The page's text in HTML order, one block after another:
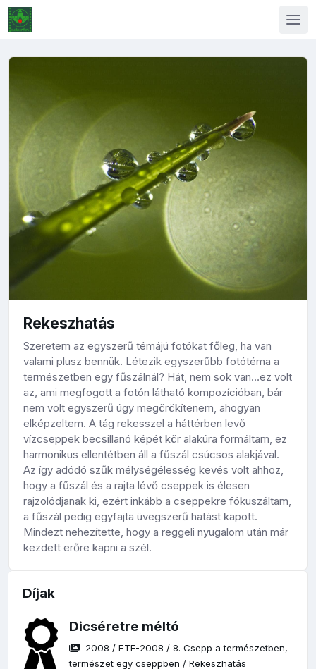
Rekeszhatás
Szeretem az egyszerű témájú fotókat főleg, ha van
valami plusz bennük. Létezik egyszerűbb fotótéma a
természetben egy fűszálnál? Hát, nem sok van…ez volt
az, ami megfogott a fotón látható kompozícióban, bár
nem volt egyszerű úgy megörökítenem, ahogyan
elképzeltem. A tág rekesszel a háttérben levő
vízcseppek becsillanó képét kör alakúra formáltam, ez
harmonikus ellentétben áll a fűszál csúcsos alakjával.
Az így adódó szűk mélységélesség kevés volt ahhoz,
hogy a fűszál és a rajta lévő cseppek is élesen
rajzolódjanak ki, ezért inkább a cseppekre fókuszáltam,
a fűszál pedig egyfajta üvegszerű hatást kapott.
Mindezt nehezítette, hogy a reggeli nyugalom után már
kezdett erőre kapni a szél.
Díjak
Dicséretre méltó
2008 /ETF-2008 /8. Csepp a természetben,
természet egy cseppben /Rekeszhatás